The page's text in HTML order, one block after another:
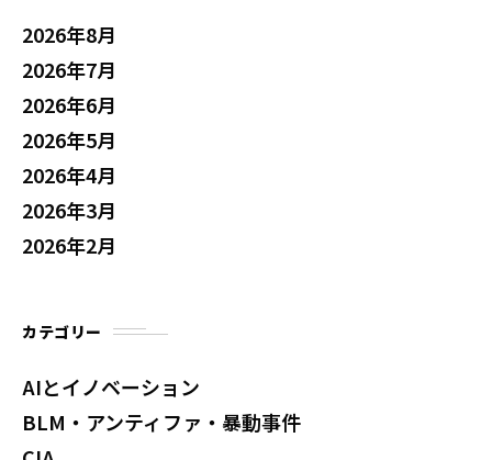
2026年8月
2026年7月
2026年6月
2026年5月
2026年4月
2026年3月
2026年2月
カテゴリー
AIとイノベーション
BLM・アンティファ・暴動事件